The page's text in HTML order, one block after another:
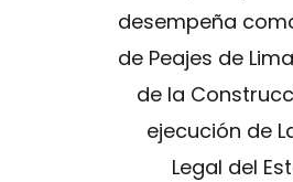
desempeña
de Peajes de
de la
ejecución de
Legal del